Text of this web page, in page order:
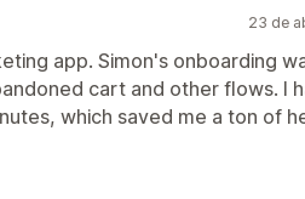
23 de
app. Simon's onboarding
cart and other flows. I
which saved me a ton of